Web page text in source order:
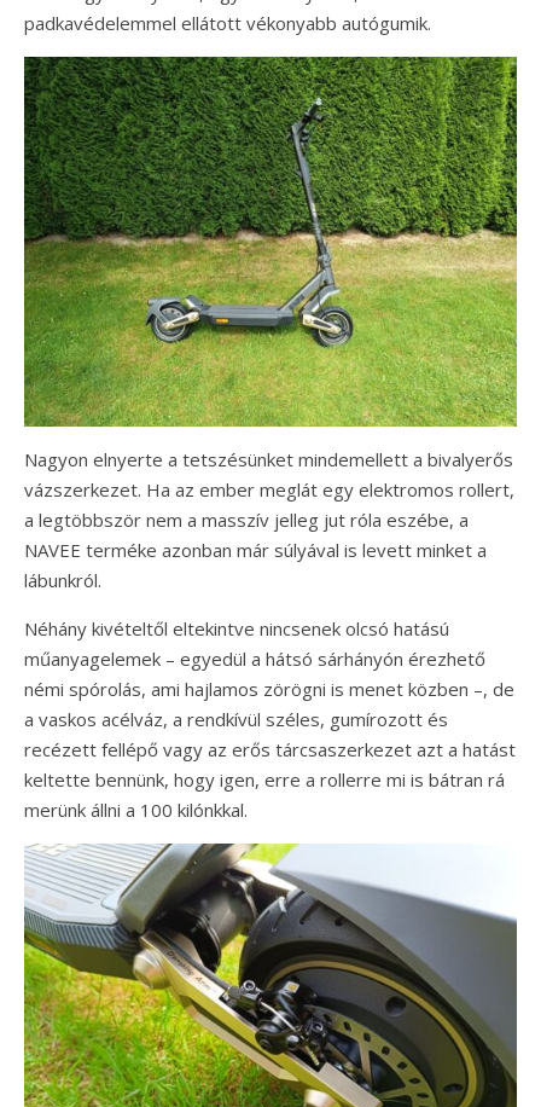
padkavédelemmel ellátott vékonyabb autógumik.
Nagyon elnyerte a tetszésünket mindemellett a bivalyerős
vázszerkezet. Ha az ember meglát egy elektromos rollert,
a legtöbbször nem a masszív jelleg jut róla eszébe, a
NAVEE terméke azonban már súlyával is levett minket a
lábunkról.
Néhány kivételtől eltekintve nincsenek olcsó hatású
műanyagelemek – egyedül a hátsó sárhányón érezhető
némi spórolás, ami hajlamos zörögni is menet közben –, de
a vaskos acélváz, a rendkívül széles, gumírozott és
recézett fellépő vagy az erős tárcsaszerkezet azt a hatást
keltette bennünk, hogy igen, erre a rollerre mi is bátran rá
merünk állni a 100 kilónkkal.